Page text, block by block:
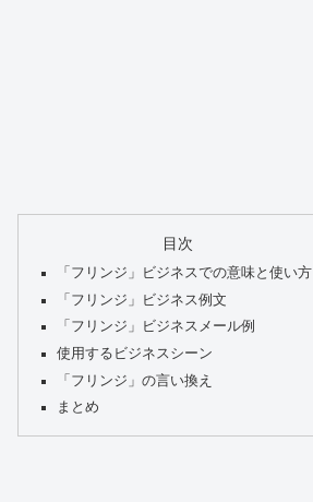
目次
「フリンジ」ビジネスでの意味と使い方
「フリンジ」ビジネス例文
「フリンジ」ビジネスメール例
使用するビジネスシーン
「フリンジ」の言い換え
まとめ